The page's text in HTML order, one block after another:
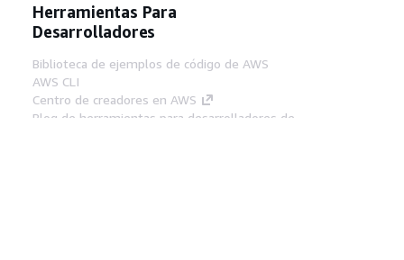
Herramientas Para
Desarrolladores
Biblioteca de ejemplos de código de AWS
AWS CLI
Centro de creadores en AWS
Blog de herramientas para desarrolladores de